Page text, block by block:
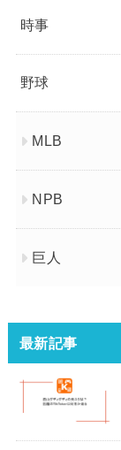
時事
野球
MLB
NPB
巨人
最新記事